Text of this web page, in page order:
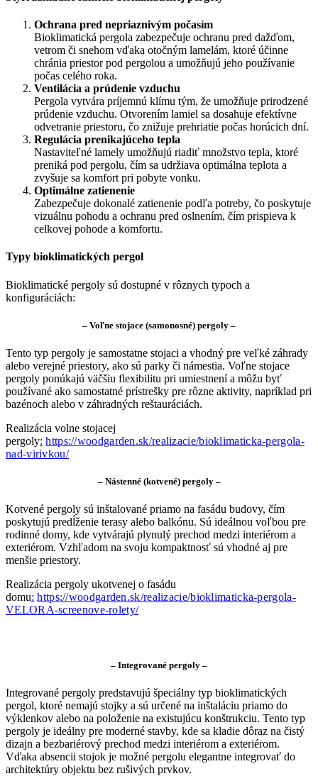
Ochrana pred nepriaznivým počasím
Bioklimatická pergola zabezpečuje ochranu pred dažďom,
vetrom či snehom vďaka otočným lamelám, ktoré účinne
chránia priestor pod pergolou a umožňujú jeho používanie
počas celého roka.
Ventilácia a prúdenie vzduchu
Pergola vytvára príjemnú klímu tým, že umožňuje prirodzené
prúdenie vzduchu. Otvorením lamiel sa dosahuje efektívne
odvetranie priestoru, čo znižuje prehriatie počas horúcich dní.
Regulácia prenikajúceho tepla
Nastaviteľné lamely umožňujú riadiť množstvo tepla, ktoré
preniká pod pergolu, čím sa udržiava optimálna teplota a
zvyšuje sa komfort pri pobyte vonku.
Optimálne zatienenie
Zabezpečuje dokonalé zatienenie podľa potreby, čo poskytuje
vizuálnu pohodu a ochranu pred oslnením, čím prispieva k
celkovej pohode a komfortu.
Typy bioklimatických pergol
Bioklimatické pergoly sú dostupné v rôznych typoch a
konfiguráciách:
– Voľne stojace (samonosné) pergoly –
Tento typ pergoly je samostatne stojaci a vhodný pre veľké záhrady
alebo verejné priestory, ako sú parky či námestia. Voľne stojace
pergoly ponúkajú väčšiu flexibilitu pri umiestnení a môžu byť
používané ako samostatné prístrešky pre rôzne aktivity, napríklad pri
bazénoch alebo v záhradných reštauráciách.
Realizácia volne stojacej
pergoly: https://woodgarden.sk/realizacie/bioklimaticka-pergola-
nad-virivkou/
– Nástenné (kotvené) pergoly –
Kotvené pergoly sú inštalované priamo na fasádu budovy, čím
poskytujú predĺženie terasy alebo balkónu. Sú ideálnou voľbou pre
rodinné domy, kde vytvárajú plynulý prechod medzi interiérom a
exteriérom. Vzhľadom na svoju kompaktnosť sú vhodné aj pre
menšie priestory.
Realizácia pergoly ukotvenej o fasádu
domu: https://woodgarden.sk/realizacie/bioklimaticka-pergola-
VELORA-screenove-rolety/
– Integrované pergoly –
Integrované pergoly predstavujú špeciálny typ bioklimatických
pergol, ktoré nemajú stojky a sú určené na inštaláciu priamo do
výklenkov alebo na položenie na existujúcu konštrukciu. Tento typ
pergoly je ideálny pre moderné stavby, kde sa kladie dôraz na čistý
dizajn a bezbariérový prechod medzi interiérom a exteriérom.
Vďaka absencii stojok je možné pergolu elegantne integrovať do
architektúry objektu bez rušivých prvkov.